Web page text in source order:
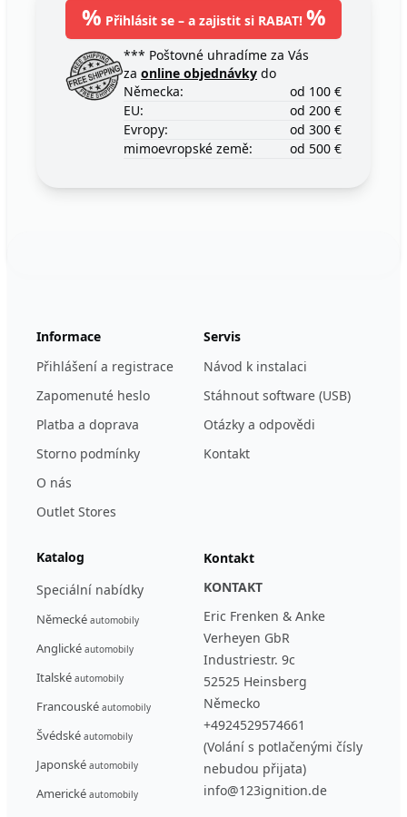
% Přihlásit se – a zajistit si RABAT! %
*** Poštovné uhradíme za Vás
za online objednávky do
Německa:
od 100 €
EU:
od 200 €
Evropy:
od 300 €
mimoevropské země:
od 500 €
Informace
Přihlášení a registrace
Zapomenuté heslo
Platba a doprava
Storno podmínky
O nás
Outlet Stores
Servis
Návod k instalaci
Stáhnout software (USB)
Otázky a odpovědi
Kontakt
Katalog
Speciální nabídky
Německé automobily
Anglické automobily
Italské automobily
Francouské automobily
Švédské automobily
Japonské automobily
Americké automobily
Kontakt
KONTAKT
Eric Frenken & Anke
Verheyen GbR
Industriestr. 9c
52525 Heinsberg
Německo
+4924529574661
(Volání s potlačenými čísly
nebudou přijata)
info@123ignition.de